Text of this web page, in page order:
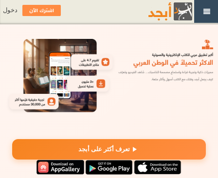
تعرف أكثر على أبجد
اشترك الآن دخول